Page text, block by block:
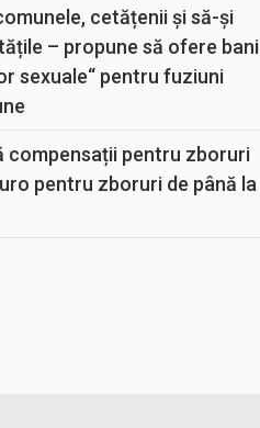
cetățenii și să-și
– propune să ofere bani
sexuale“ pentru fuziuni
compensații pentru zboruri
pentru zboruri de până la